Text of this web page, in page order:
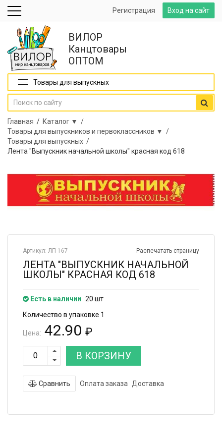
Вход на сайт
Регистрация
ВИЛОР
Канцтовары
ОПТОМ
Товары для выпускных
Главная / Каталог ▼ /
Товары для выпускников и первоклассников ▼ /
Товары для выпускных /
Лента "Выпускник начальной школы" красная код 618
Распечатать страницу
Артикул: ЛП 167
ЛЕНТА "ВЫПУСКНИК НАЧАЛЬНОЙ
ШКОЛЫ" КРАСНАЯ КОД 618
Есть в наличии 20 шт
Количество в упаковке 1
Цена: 42.90 ₽
В КОРЗИНУ
Сравнить Оплата заказа Доставка